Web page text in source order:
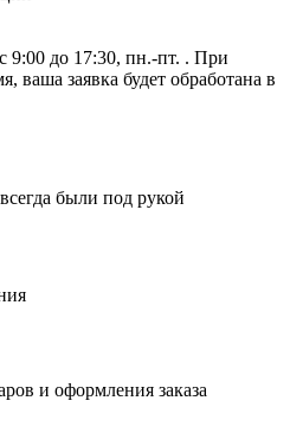
до 17:30, пн.-пт. . При
ваша заявка будет обработана в
были под рукой
и оформления заказа